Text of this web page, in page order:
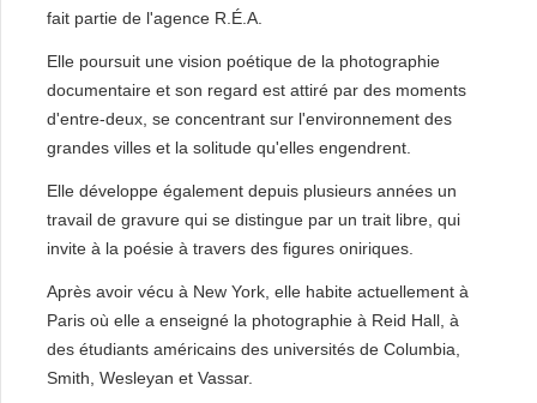
fait partie de l'agence R.É.A.
Elle poursuit une vision poétique de la photographie
documentaire et son regard est attiré par des moments
d'entre-deux, se concentrant sur l'environnement des
grandes villes et la solitude qu'elles engendrent.
Elle développe également depuis plusieurs années un
travail de gravure qui se distingue par un trait libre, qui
invite à la poésie à travers des figures oniriques.
Après avoir vécu à New York, elle habite actuellement à
Paris où elle a enseigné la photographie à Reid Hall, à
des étudiants américains des universités de Columbia,
Smith, Wesleyan et Vassar.